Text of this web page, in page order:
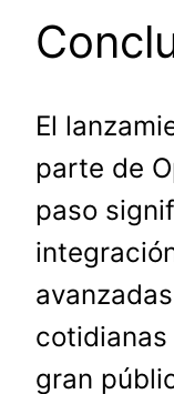
El
parte de
paso
gran